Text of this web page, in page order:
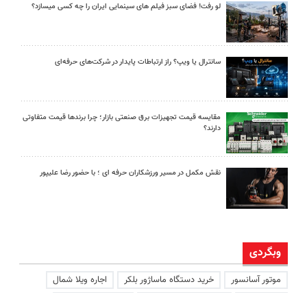
لو رفت! فضای سبز فیلم های سینمایی ایران را چه کسی میسازد؟
سانترال یا ویپ؟ راز ارتباطات پایدار در شرکت‌های حرفه‌ای
مقایسه قیمت تجهیزات برق صنعتی بازار؛ چرا برندها قیمت متفاوتی
دارند؟
نقش مکمل در مسیر ورزشکاران حرفه ای ؛ با حضور رضا علیپور
وبگردی
موتور آسانسور خرید دستگاه ماساژور بلکر
اجاره ویلا شمال